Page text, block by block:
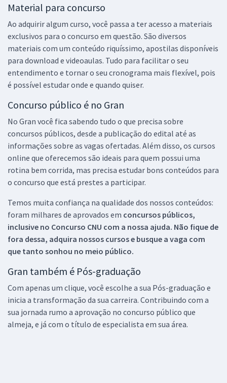
Material para concurso
Ao adquirir algum curso, você passa a ter acesso a materiais
exclusivos para o concurso em questão. São diversos
materiais com um conteúdo riquíssimo, apostilas disponíveis
para download e videoaulas. Tudo para facilitar o seu
entendimento e tornar o seu cronograma mais flexível, pois
é possível estudar onde e quando quiser.
Concurso público é no Gran
No Gran você fica sabendo tudo o que precisa sobre
concursos públicos, desde a publicação do edital até as
informações sobre as vagas ofertadas. Além disso, os cursos
online que oferecemos são ideais para quem possui uma
rotina bem corrida, mas precisa estudar bons conteúdos para
o concurso que está prestes a participar.
Temos muita confiança na qualidade dos nossos conteúdos:
foram milhares de aprovados em concursos públicos,
inclusive no Concurso CNU com a nossa ajuda. Não fique de
fora dessa, adquira nossos cursos e busque a vaga com
que tanto sonhou no meio público.
Gran também é Pós-graduação
Com apenas um clique, você escolhe a sua Pós-graduação e
inicia a transformação da sua carreira. Contribuindo com a
sua jornada rumo a aprovação no concurso público que
almeja, e já com o título de especialista em sua área.